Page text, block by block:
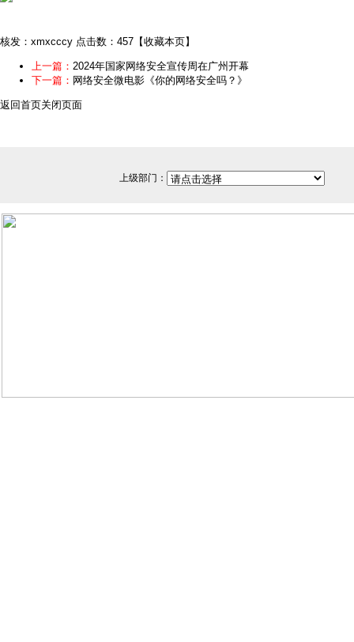
核发：xmxcccy 点击数：457 【收藏本页】
上一篇： 2024年国家网络安全宣传周在广州开幕
下一篇： 网络安全微电影《你的网络安全吗？》
返回首页关闭页面
上级部门：